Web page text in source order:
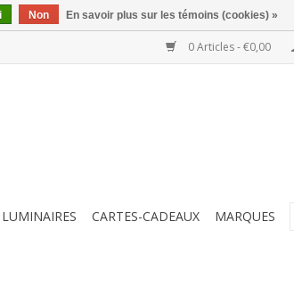
0 Articles - €0,00
LUMINAIRES CARTES-CADEAUX MARQUES
Non En savoir plus sur les témoins (cookies) »